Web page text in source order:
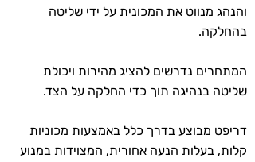
והנהג מנווט את המכונית על ידי שליטה
בהחלקה.
המתחרים נדרשים להציג מהירות ויכולת
שליטה בנהיגה תוך כדי החלקה על הצד.
דריפט מבוצע בדרך כלל באמצעות מכוניות
קלות, בעלות הנעה אחורית, המצוידות במנוע